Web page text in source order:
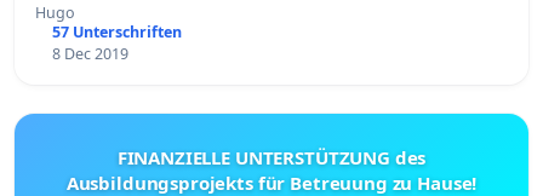
Hugo
57 Unterschriften
8 Dec 2019
FINANZIELLE UNTERSTÜTZUNG des
Ausbildungsprojekts für Betreuung zu Hause!